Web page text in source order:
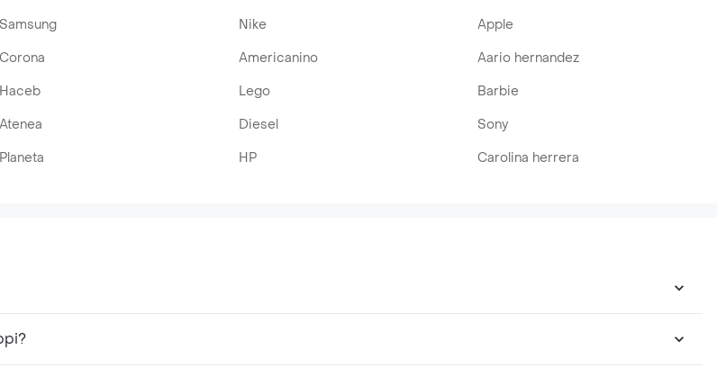
Samsung Nike
Apple
Corona Americanino
Aario hernandez
Haceb Lego
Barbie
Atenea Diesel
Sony
Planeta HP Carolina herrera